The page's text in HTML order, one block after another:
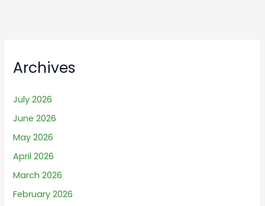
Archives
July 2026
June 2026
May 2026
April 2026
March 2026
February 2026